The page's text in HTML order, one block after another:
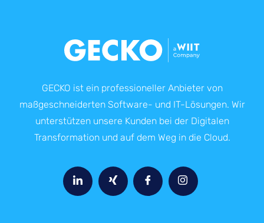
GECKO ist ein professioneller Anbieter von
maßgeschneiderten Software- und IT-Lösungen. Wir
unterstützen unsere Kunden bei der Digitalen
Transformation und auf dem Weg in die Cloud.